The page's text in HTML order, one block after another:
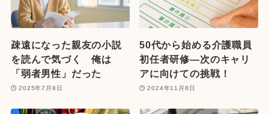
疎遠になった親友の小説
を読んで気づく 俺は
「弱者男性」だった
2025年7月8日
50代から始める介護職員
初任者研修—次のキャリ
アに向けての挑戦！
2024年11月8日